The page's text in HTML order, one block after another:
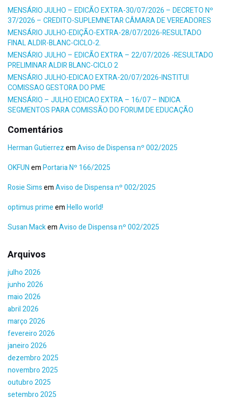
MENSÁRIO JULHO – EDICÃO EXTRA-30/07/2026 – DECRETO Nº
37/2026 – CREDITO-SUPLEMNETAR CÂMARA DE VEREADORES
MENSÁRIO JULHO-EDIÇÃO-EXTRA-28/07/2026-RESULTADO
FINAL ALDIR-BLANC-CICLO-2.
MENSÁRIO JULHO – EDICÃO EXTRA – 22/07/2026 -RESULTADO
PRELIMINAR ALDIR BLANC-CICLO 2
MENSÁRIO JULHO-EDICAO EXTRA-20/07/2026-INSTITUI
COMISSAO GESTORA DO PME
MENSÁRIO – JULHO EDICAO EXTRA – 16/07 – INDICA
SEGMENTOS PARA COMISSÃO DO FORUM DE EDUCAÇÃO
Comentários
Herman GutierrezemAviso de Dispensa nº 002/2025
OKFUNemPortaria Nº 166/2025
Rosie SimsemAviso de Dispensa nº 002/2025
optimus primeemHello world!
Susan MackemAviso de Dispensa nº 002/2025
Arquivos
julho 2026
junho 2026
maio 2026
abril 2026
março 2026
fevereiro 2026
janeiro 2026
dezembro 2025
novembro 2025
outubro 2025
setembro 2025